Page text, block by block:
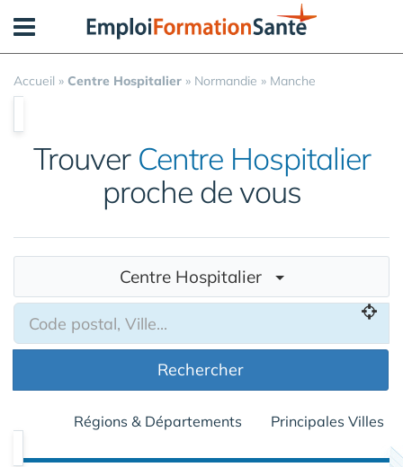
Accueil » Centre Hospitalier » Normandie » Manche
Trouver Centre Hospitalier
proche de vous
Centre Hospitalier
Rechercher
Régions & Départements Principales Villes